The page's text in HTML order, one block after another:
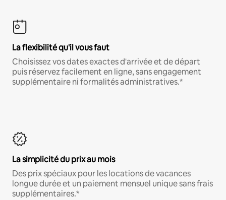
La flexibilité qu'il vous faut
Choisissez vos dates exactes d'arrivée et de départ
puis réservez facilement en ligne, sans engagement
supplémentaire ni formalités administratives.*
La simplicité du prix au mois
Des prix spéciaux pour les locations de vacances
longue durée et un paiement mensuel unique sans frais
supplémentaires.*